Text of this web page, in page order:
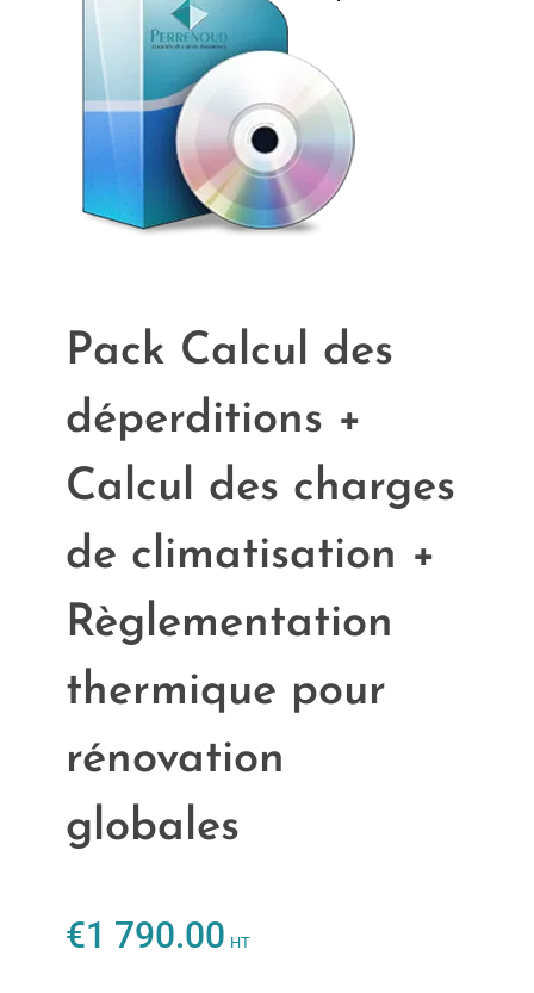
Pack Calcul des
déperditions +
Calcul des charges
de climatisation +
Règlementation
thermique pour
rénovation
globales
€1 790.00 HT